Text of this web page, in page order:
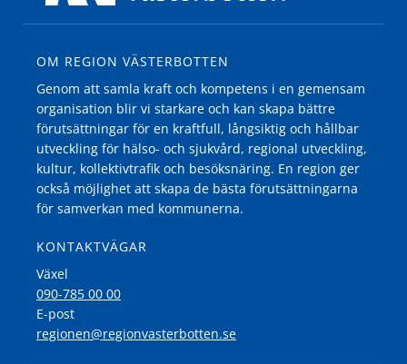
OM REGION VÄSTERBOTTEN
Genom att samla kraft och kompetens i en gemensam
organisation blir vi starkare och kan skapa bättre
förutsättningar för en kraftfull, långsiktig och hållbar
utveckling för hälso- och sjukvård, regional utveckling,
kultur, kollektivtrafik och besöksnäring. En region ger
också möjlighet att skapa de bästa förutsättningarna
för samverkan med kommunerna.
KONTAKTVÄGAR
Växel
090-785 00 00
E-post
regionen@regionvasterbotten.se